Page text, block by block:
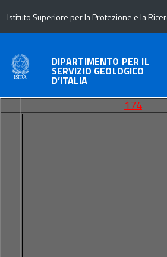
Istituto Superiore per la Protezione e la
DIPARTIMENTO PER IL
SERVIZIO GEOLOGICO
D’ITALIA
174